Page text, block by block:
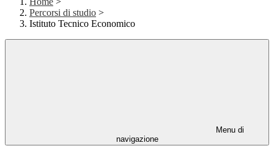
Percorsi di studio >
Istituto Tecnico Economico
Menu di
navigazione